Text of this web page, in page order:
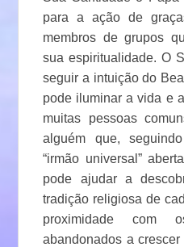
para a ação de
membros de grupos
sua espiritualidade. O
seguir a intuição do
pode iluminar a vida e
muitas pessoas
alguém que,
“irmão universal”
pode ajudar a
tradição religiosa de
proximidade com
abandonados a crescer